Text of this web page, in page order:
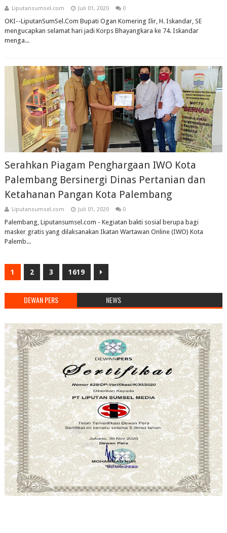
Liputansumsel.com Juli 01, 2020 0
OKI--LiputanSumSel.Com Bupati Ogan Komering Ilir, H. Iskandar, SE
mengucapkan selamat hari jadi Korps Bhayangkara ke 74. Iskandar
menga...
Serahkan Piagam Penghargaan IWO Kota
Palembang Bersinergi Dinas Pertanian dan
Ketahanan Pangan Kota Palembang
Liputansumsel.com Juli 01, 2020 0
Palembang, Liputansumsel.com - Kegiatan bakti sosial berupa bagi
masker gratis yang dilaksanakan Ikatan Wartawan Online (IWO) Kota
Palemb...
1 2 3 1619
DEWAN PERS NEWS